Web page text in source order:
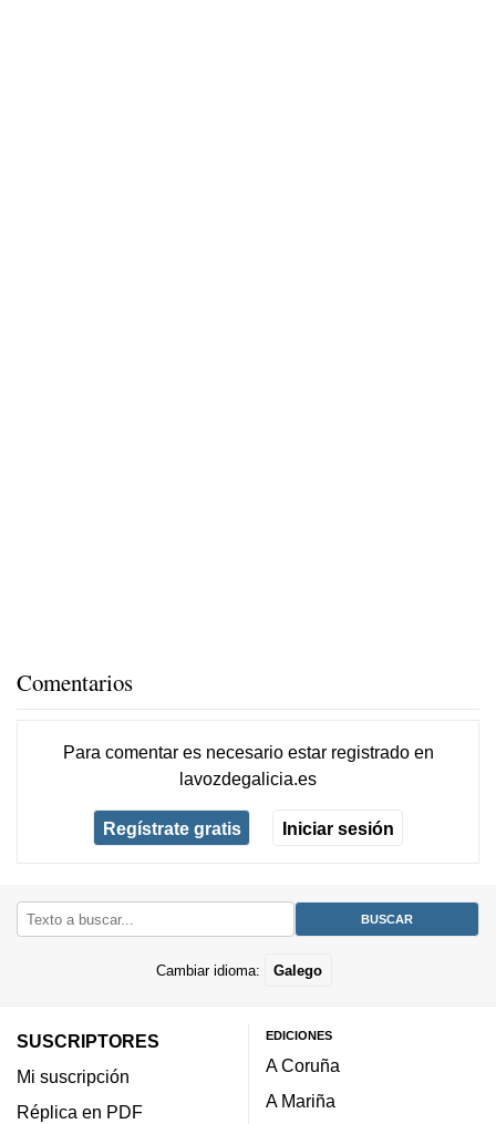
Comentarios
Para comentar es necesario estar registradoen
lavozdegalicia.es
Regístrate gratis Iniciar sesión
Cambiar idioma: Galego
SUSCRIPTORES
Mi suscripción
Réplica en PDF
EDICIONES
A Coruña
A Mariña